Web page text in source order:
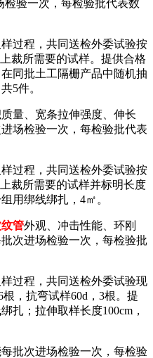
检验一次，每检验批代表数
过程，共同送检外委试验按
裁所需要的试样。提供合格
同批土工隔栅产品中随机抽
5件。
量、宽条拉伸强度、伸长
场检验一次，每检验批代表
过程，共同送检外委试验按
裁所需要的试样并标明长度
用绑线绑扎，4㎡。
管外观、冲击性能、环刚
次进场检验一次，每检验批
过程，共同送检外委试验现
，抗弯试样60d，3根。提
扎；拉伸取样长度100cm，
批次进场检验一次，每检验